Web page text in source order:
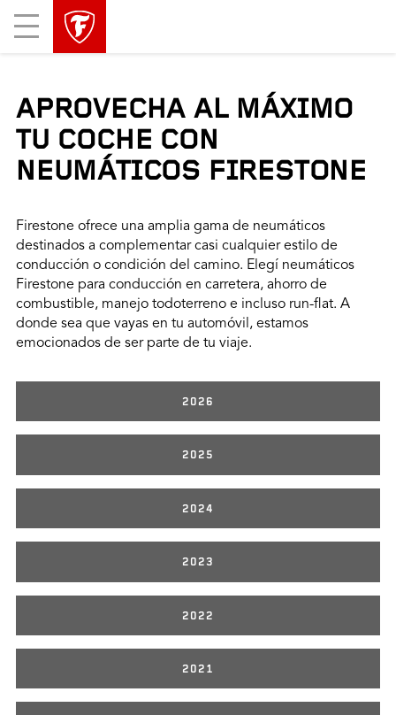
Mobile
Menu
APROVECHA AL MÁXIMO
TU COCHE CON
NEUMÁTICOS FIRESTONE
Firestone ofrece una amplia gama de neumáticos
destinados a complementar casi cualquier estilo de
conducción o condición del camino. Elegí neumáticos
Firestone para conducción en carretera, ahorro de
combustible, manejo todoterreno e incluso run-flat. A
donde sea que vayas en tu automóvil, estamos
emocionados de ser parte de tu viaje.
2026
2025
2024
2023
2022
2021